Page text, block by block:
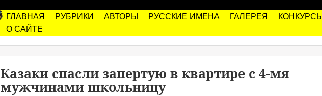
ГЛАВНАЯ РУБРИКИ АВТОРЫ РУССКИЕ ИМЕНА ГАЛЕРЕЯ КОНКУРСЫ
О САЙТЕ
Казаки спасли запертую в квартире с 4-мя
мужчинами школьницу